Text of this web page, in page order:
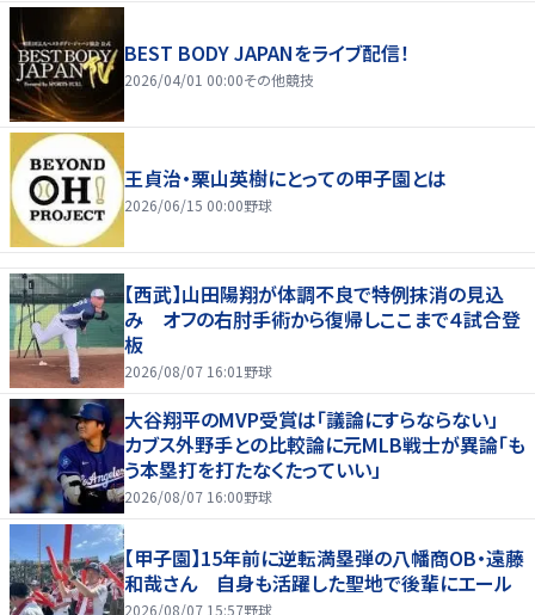
BEST BODY JAPANをライブ配信！
2026/04/01 00:00その他競技
王貞治・栗山英樹にとっての甲子園とは
2026/06/15 00:00野球
【西武】山田陽翔が体調不良で特例抹消の見込
み オフの右肘手術から復帰しここまで４試合登
板
2026/08/07 16:01 野球
大谷翔平のMVP受賞は「議論にすらならない」
カブス外野手との比較論に元MLB戦士が異論「も
う本塁打を打たなくたっていい」
2026/08/07 16:00野球
【甲子園】15年前に逆転満塁弾の八幡商OB・遠藤
和哉さん 自身も活躍した聖地で後輩にエール
2026/08/07 15:57野球